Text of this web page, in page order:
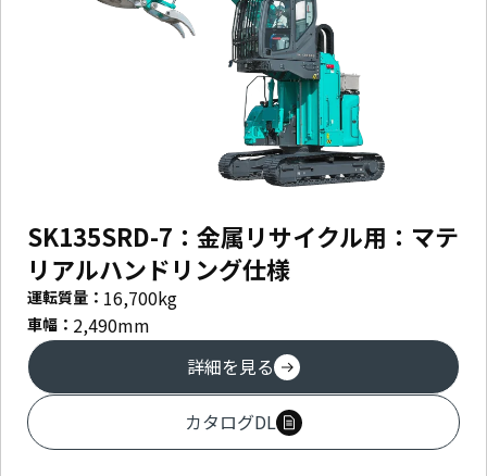
SK135SRD-7：金属リサイクル用：マテ
リアルハンドリング仕様
運転質量： 16,700kg
車幅： 2,490mm
詳細を見る
カタログDL